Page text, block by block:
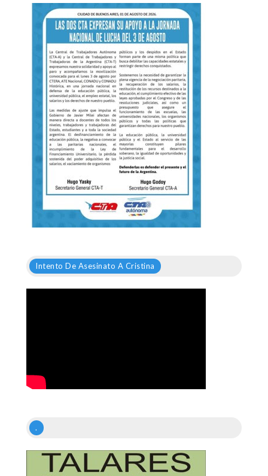
Intento De Asesinato A Cristina
.